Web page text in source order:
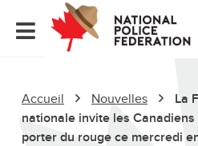
Accueil Nouvelles
La
nationale invite les
porter du rouge ce mercredi